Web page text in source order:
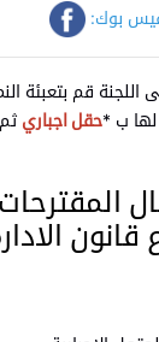
بوك:
اللجنة قم بتعبئة
لها ب *حقل اجباري